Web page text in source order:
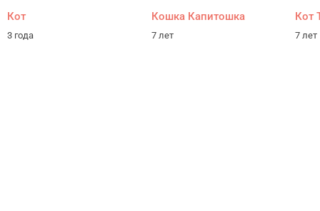
Кот
3 года
Кошка Капитошка
7 лет
Кот
7 лет